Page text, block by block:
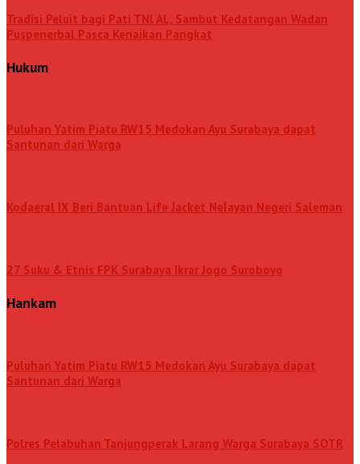
Tradisi Peluit bagi Pati TNl AL, Sambut Kedatangan Wadan
Puspenerbal Pasca Kenaikan Pangkat
Hukum
Puluhan Yatim Piatu RW15 Medokan Ayu Surabaya dapat
Santunan dari Warga
Kodaeral IX Beri Bantuan Life Jacket Nelayan Negeri Saleman
27 Suku & Etnis FPK Surabaya Ikrar Jogo Suroboyo
Hankam
Puluhan Yatim Piatu RW15 Medokan Ayu Surabaya dapat
Santunan dari Warga
Polres Pelabuhan Tanjungperak Larang Warga Surabaya SOTR